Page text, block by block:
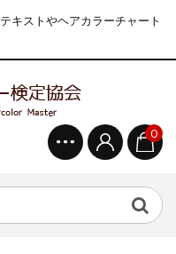
キストやヘアカラーチャート
0
いま...